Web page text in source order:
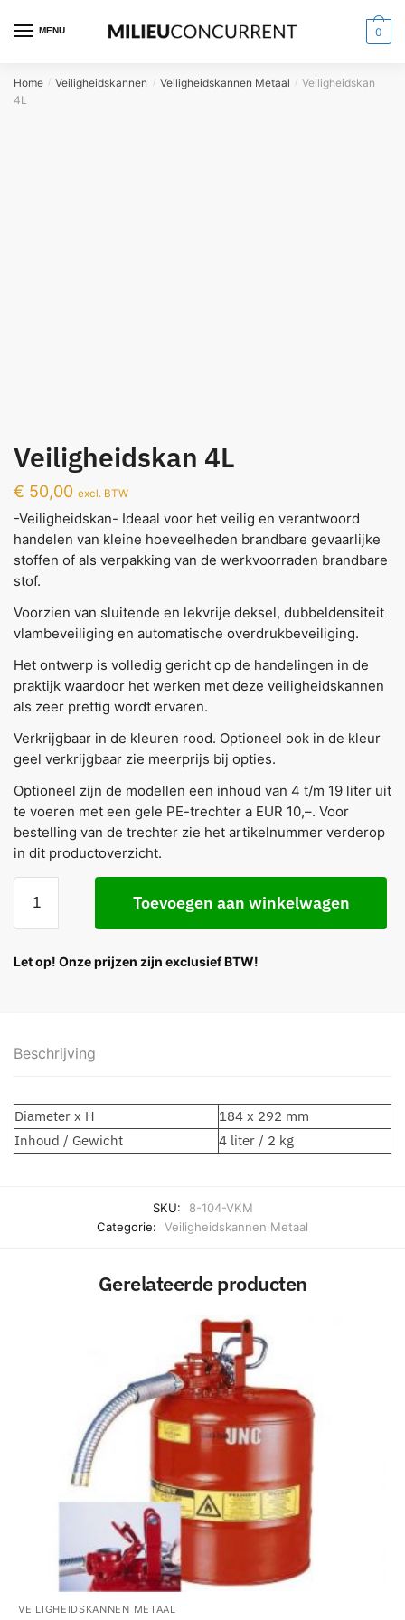
MENU 0
Home / Veiligheidskannen / Veiligheidskannen Metaal / Veiligheidskan
4L
Veiligheidskan 4L
€ 50,00 excl. BTW
-Veiligheidskan- Ideaal voor het veilig en verantwoord
handelen van kleine hoeveelheden brandbare gevaarlijke
stoffen of als verpakking van de werkvoorraden brandbare
stof.
Voorzien van sluitende en lekvrije deksel, dubbeldensiteit
vlambeveiliging en automatische overdrukbeveiliging.
Het ontwerp is volledig gericht op de handelingen in de
praktijk waardoor het werken met deze veiligheidskannen
als zeer prettig wordt ervaren.
Verkrijgbaar in de kleuren rood. Optioneel ook in de kleur
geel verkrijgbaar zie meerprijs bij opties.
Optioneel zijn de modellen een inhoud van 4 t/m 19 liter uit
te voeren met een gele PE-trechter a EUR 10,–. Voor
bestelling van de trechter zie het artikelnummer verderop
in dit productoverzicht.
Toevoegen aan winkelwagen
Let op! Onze prijzen zijn exclusief BTW!
Beschrijving
Diameter x H
184 x 292 mm
Inhoud / Gewicht
4 liter / 2 kg
SKU:
8-104-VKM
Categorie:
Veiligheidskannen Metaal
Gerelateerde producten
VEILIGHEIDSKANNEN METAAL